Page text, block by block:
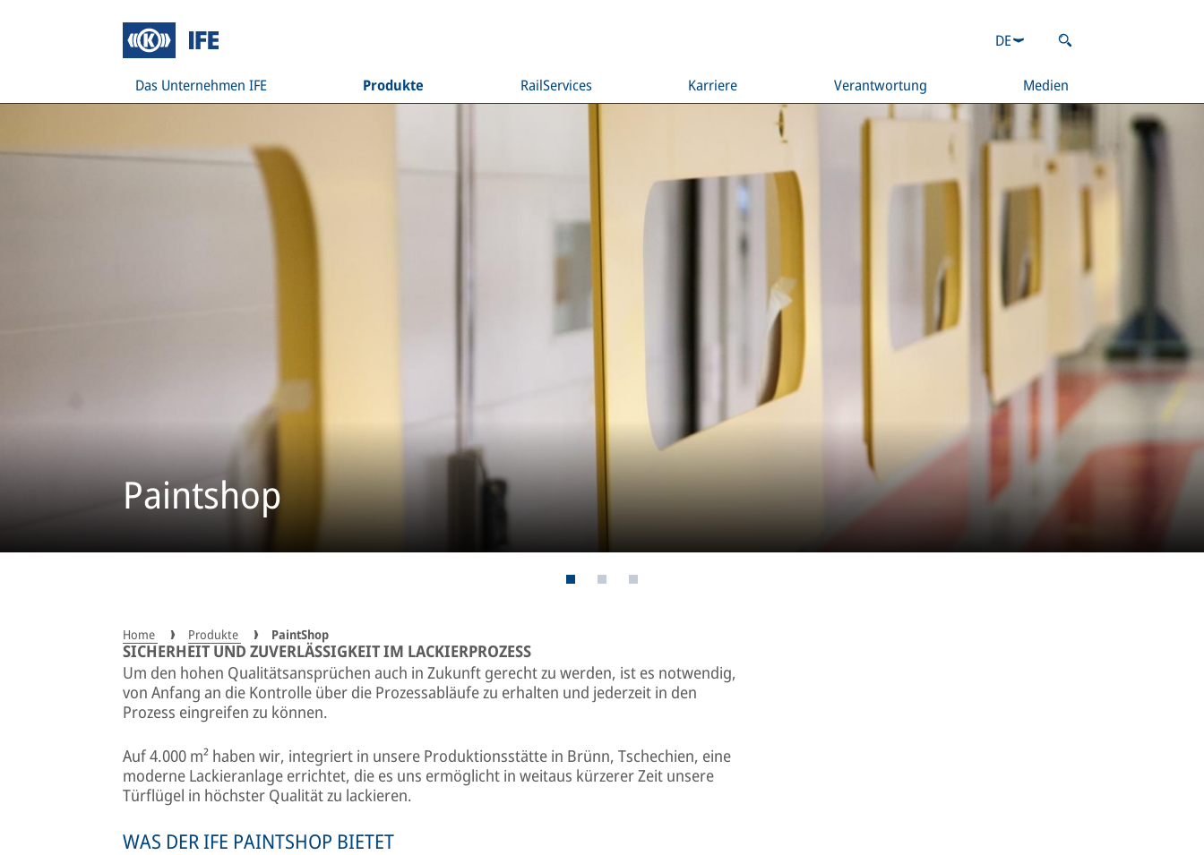
Das Unternehmen IFE Produkte RailServices Karriere Verantwortung Medien
DE
Paintshop
Home Produkte PaintShop
SICHERHEIT UND ZUVERLÄSSIGKEIT IM LACKIERPROZESS
Um den hohen Qualitätsansprüchen auch in Zukunft gerecht zu werden, ist es notwendig,
von Anfang an die Kontrolle über die Prozessabläufe zu erhalten und jederzeit in den
Prozess eingreifen zu können.
Auf 4.000 m² haben wir, integriert in unsere Produktionsstätte in Brünn, Tschechien, eine
moderne Lackieranlage errichtet, die es uns ermöglicht in weitaus kürzerer Zeit unsere
Türflügel in höchster Qualität zu lackieren.
WAS DER IFE PAINTSHOP BIETET